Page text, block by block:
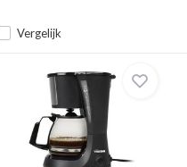
Vergelijk